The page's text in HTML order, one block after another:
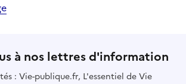
à nos lettres d'information
: Vie-publique.fr, L'essentiel de Vie